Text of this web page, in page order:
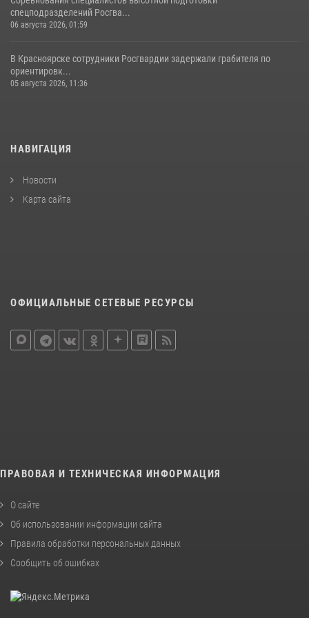
спецподразделений Росгва...
06 августа 2026, 01:59
В Красноярске сотрудники Росгвардии задержали грабителя по
ориентировк...
05 августа 2026, 11:36
НАВИГАЦИЯ
Новости
Карта сайта
ОФИЦИАЛЬНЫЕ СЕТЕВЫЕ РЕСУРСЫ
ПРАВОВАЯ И ТЕХНИЧЕСКАЯ ИНФОРМАЦИЯ
О сайте
Об использовании информации сайта
Правила обработки персональных данных
Сообщить об ошибках